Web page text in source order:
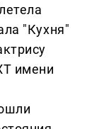
"Кухня"
имени